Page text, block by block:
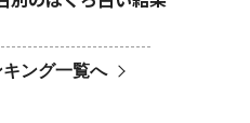
キング一覧へ